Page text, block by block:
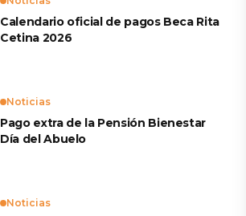
Calendario oficial de pagos Beca Rita
Cetina 2026
Noticias
Pago extra de la Pensión Bienestar
Día del Abuelo
Noticias